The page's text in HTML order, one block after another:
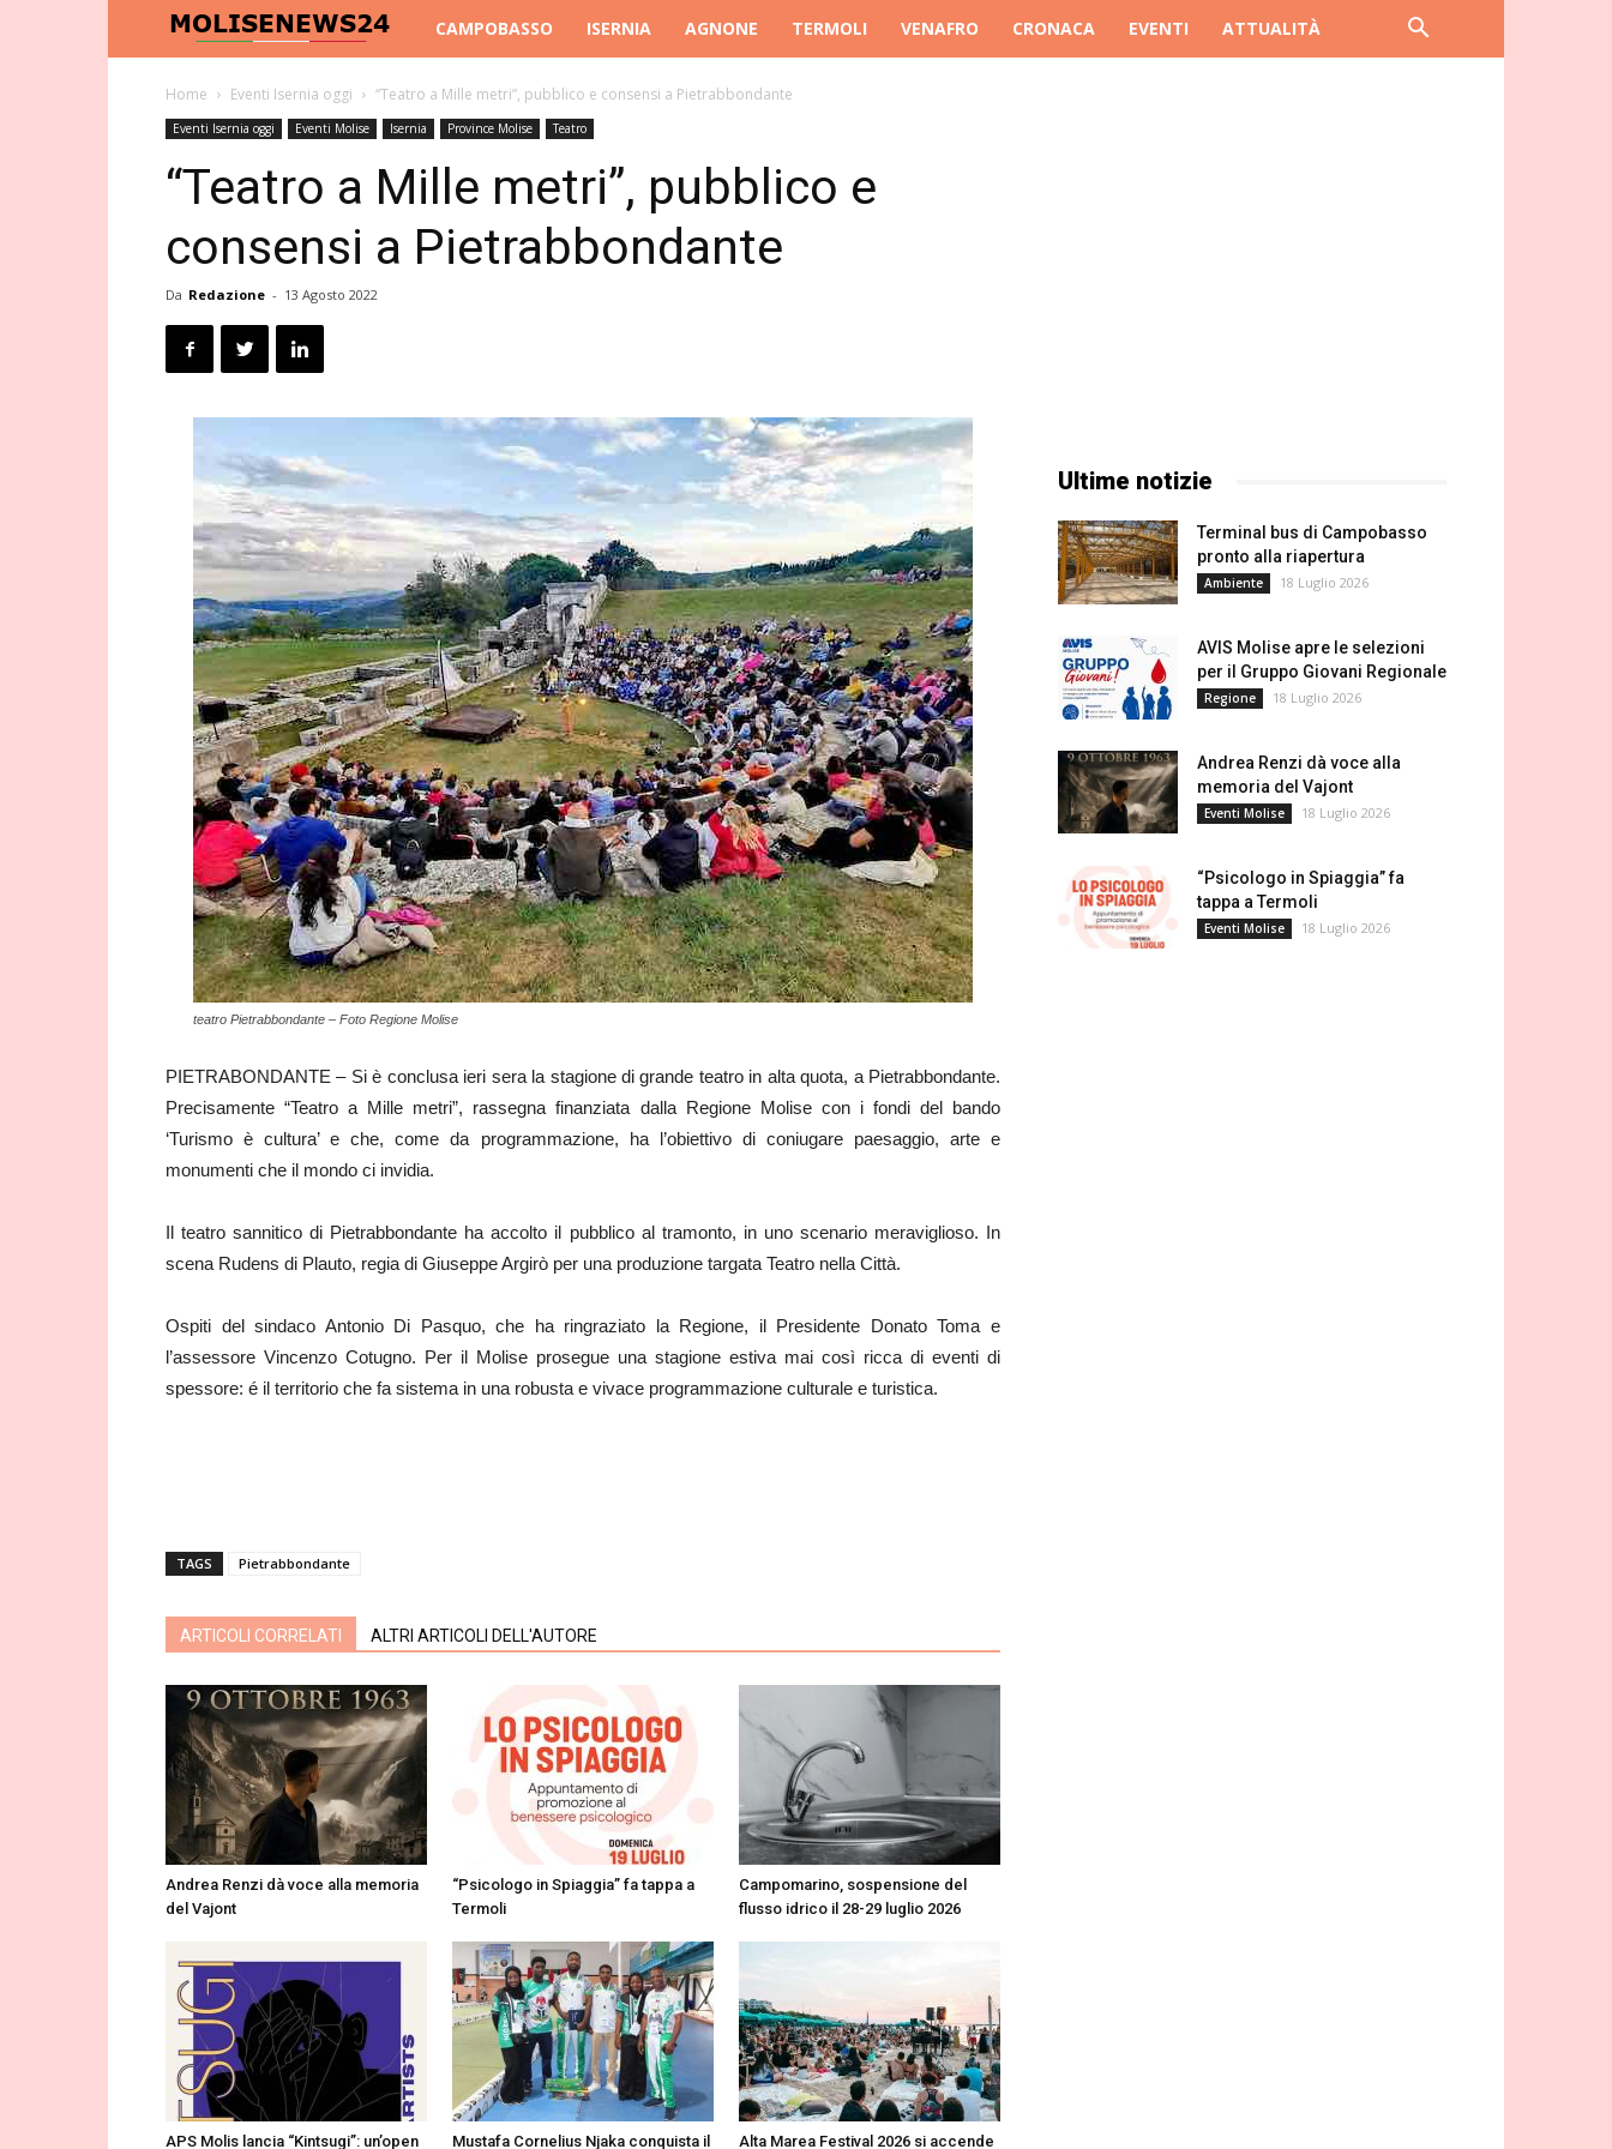
Molise
News
24
CAMPOBASSO ISERNIA AGNONE TERMOLI VENAFRO CRONACA EVENTI ATTUALITÀ
Home Eventi Isernia oggi “Teatro a Mille metri”, pubblico e consensi a Pietrabbondante
Eventi Isernia oggi Eventi Molise Isernia Province Molise Teatro
“Teatro a Mille metri”, pubblico e
consensi a Pietrabbondante
Da Redazione - 13 Agosto 2022
teatro Pietrabbondante – Foto Regione Molise
PIETRABONDANTE – Si è conclusa ieri sera la stagione di grande teatro in alta quota, a Pietrabbondante.
Precisamente “Teatro a Mille metri”, rassegna finanziata dalla Regione Molise con i fondi del bando
‘Turismo è cultura’ e che, come da programmazione, ha l’obiettivo di coniugare paesaggio, arte e
monumenti che il mondo ci invidia.
Il teatro sannitico di Pietrabbondante ha accolto il pubblico al tramonto, in uno scenario meraviglioso. In
scena Rudens di Plauto, regia di Giuseppe Argirò per una produzione targata Teatro nella Città.
Ospiti del sindaco Antonio Di Pasquo, che ha ringraziato la Regione, il Presidente Donato Toma e
l’assessore Vincenzo Cotugno. Per il Molise prosegue una stagione estiva mai così ricca di eventi di
spessore: é il territorio che fa sistema in una robusta e vivace programmazione culturale e turistica.
TAGS Pietrabbondante
ARTICOLI CORRELATI ALTRI ARTICOLI DELL'AUTORE
Andrea Renzi dà voce alla memoria
del Vajont
“Psicologo in Spiaggia” fa tappa a
Termoli
Campomarino, sospensione del
flusso idrico il 28-29 luglio 2026
APS Molis lancia “Kintsugi”: un’open Mustafa Cornelius Njaka conquista il Alta Marea Festival 2026 si accende
Ultime notizie
Terminal bus di Campobasso
pronto alla riapertura
Ambiente 18 Luglio 2026
AVIS Molise apre le selezioni
per il Gruppo Giovani Regionale
Regione 18 Luglio 2026
Andrea Renzi dà voce alla
memoria del Vajont
Eventi Molise 18 Luglio 2026
“Psicologo in Spiaggia” fa
tappa a Termoli
Eventi Molise 18 Luglio 2026